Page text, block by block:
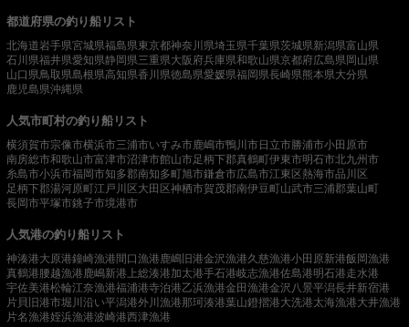
都道府県の釣り船リスト
北海道岩手県宮城県福島県東京都神奈川県埼玉県千葉県茨城県新潟県富山県
石川県福井県愛知県静岡県三重県大阪府兵庫県和歌山県京都府広島県岡山県
山口県鳥取県島根県高知県香川県徳島県愛媛県福岡県長崎県熊本県大分県
鹿児島県沖縄県
人気市町村の釣り船リスト
横須賀市宗像市横浜市三浦市いすみ市鹿嶋市鴨川市日立市勝浦市小田原市
南房総市和歌山市富津市沼津市館山市足柄下郡真鶴町伊東市明石市北九州市
糸島市小浜市福岡市知多郡南知多町旭市鎌倉市広島市江東区熱海市品川区
足柄下郡湯河原町江戸川区大田区神栖市賀茂郡南伊豆町山武市三浦郡葉山町
長岡市平塚市銚子市境港市
人気港の釣り船リスト
神湊港大原港鐘崎漁港間口漁港鹿嶋旧港金沢漁港久慈漁港小田原新港飯岡漁港
真鶴港腰越漁港鹿嶋新港 上総湊港加太港手石港岐志漁港佐島港明石港走水港
宇佐美港松輪江奈漁港福浦港寺泊港乙浜漁港金田漁港金沢八景平潟長井新宿港
片貝旧港市堀川沿い平潟港外川漁港那珂湊港葉山鐙摺港大洗港太海漁港大井漁港
片名漁港姪浜漁港波崎港西津漁港